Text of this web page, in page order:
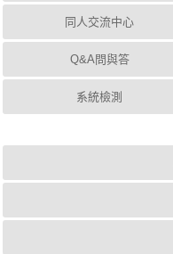
同人交流中心
Q&A問與答
系統檢測